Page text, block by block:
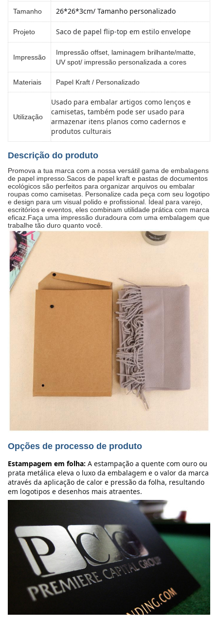
Tamanho 26*26*3cm/ Tamanho personalizado
Projeto Saco de papel flip-top em estilo envelope
Impressão
Impressão offset, laminagem brilhante/matte,
UV spot/ impressão personalizada a cores
Materiais Papel Kraft / Personalizado
Utilização
Usado para embalar artigos como lenços e
camisetas, também pode ser usado para
armazenar itens planos como cadernos e
produtos culturais
Descrição do produto
Promova a tua marca com a nossa versátil gama de embalagens
de papel impresso.Sacos de papel kraft e pastas de documentos
ecológicos são perfeitos para organizar arquivos ou embalar
roupas como camisetas. Personalize cada peça com seu logotipo
e design para um visual polido e profissional. Ideal para varejo,
escritórios e eventos, eles combinam utilidade prática com marca
eficaz.Faça uma impressão duradoura com uma embalagem que
trabalhe tão duro quanto você.
Opções de processo de produto
Estampagem em folha: A estampação a quente com ouro ou
prata metálica eleva o luxo da embalagem e o valor da marca
através da aplicação de calor e pressão da folha, resultando
em logotipos e desenhos mais atraentes.